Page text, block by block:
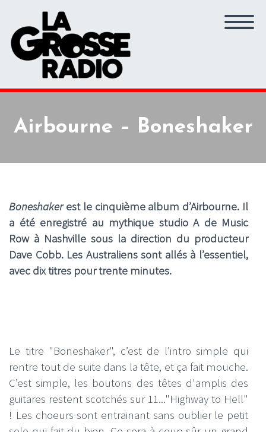
Airbourne – Boneshaker
Boneshakerest le cinquième album d’Airbourne. Il
a été enregistré au mythique studio A de Music
Row à Nashville sous la direction du producteur
Dave Cobb. Les Australiens sont allés à l’essentiel,
avec dix titres pour trente minutes.
Le titre "Boneshaker", c’est de l’intro simple qui
rentre tout de suite dans la tête, et ça fait mouche.
C’est simple, les boutons des têtes d'amplis des
guitares restent scotchés sur 11..."Highway to Hell"
! Les choeurs sont entrainant sans oublier le petit